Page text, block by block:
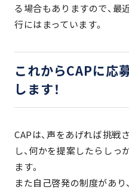
る場合もありますので、
行にはまっています。
これからCAPに応
します！
CAPは、声をあげれば挑戦
し、何かを提案したらし
ます。
また自己啓発の制度があ